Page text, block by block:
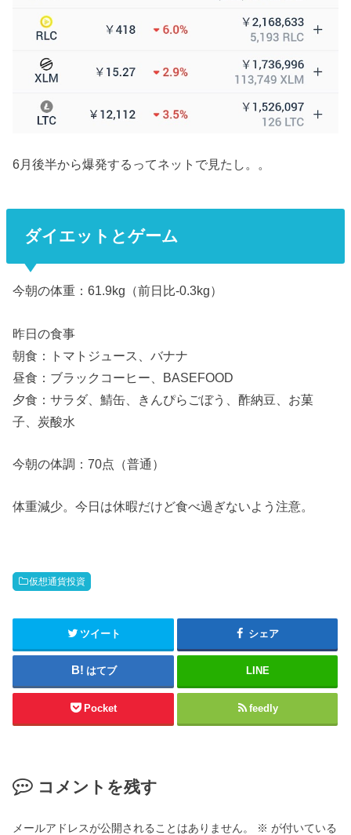
6月後半から爆発するってネットで見たし。。
ダイエットとゲーム
今朝の体重：61.9kg（前日比-0.3kg）
昨日の食事
朝食：トマトジュース、バナナ
昼食：ブラックコーヒー、BASEFOOD
夕食：サラダ、鯖缶、きんぴらごぼう、酢納豆、お菓
子、炭酸水
今朝の体調：70点（普通）
体重減少。今日は休暇だけど食べ過ぎないよう注意。
仮想通貨投資
ツイート シェア
はてブ LINE
Pocket feedly
コメントを残す
メールアドレスが公開されることはありません。 ※ が付いている